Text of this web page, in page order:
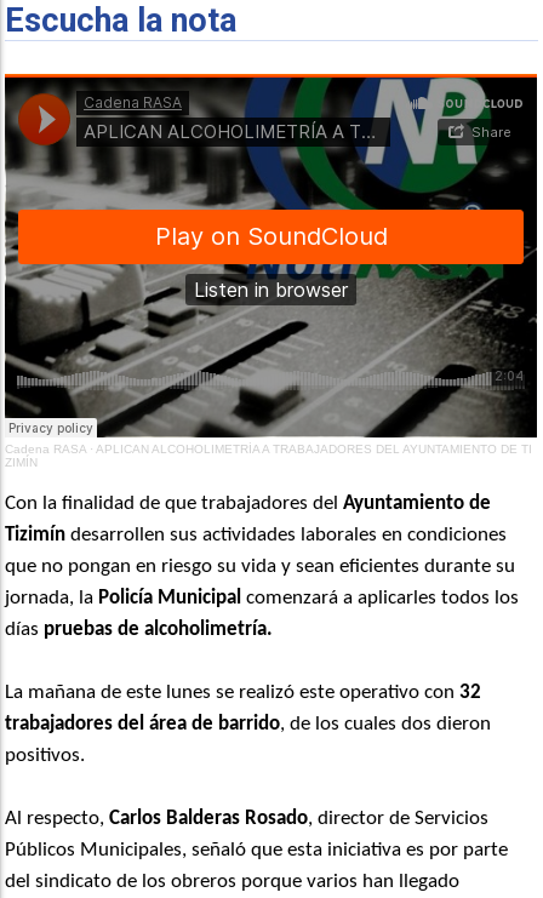
Escucha la nota
Cadena RASA ·APLICAN ALCOHOLIMETRÍA A TRABAJADORES DEL AYUNTAMIENTO DE TI
ZIMÍN
Con la finalidad de que trabajadores delAyuntamiento de
Tizimín desarrollen sus actividades laborales en condiciones
que no pongan en riesgo su vida y sean eficientes durante su
jornada, la Policía Municipal comenzará a aplicarles todos los
días pruebas de alcoholimetría.
La mañana de este lunes se realizó este operativo con32
trabajadores del área de barrido, de los cuales dos dieron
positivos.
Al respecto,Carlos Balderas Rosado, director de Servicios
Públicos Municipales, señaló que esta iniciativa es por parte
del sindicato de los obreros porque varios han llegado